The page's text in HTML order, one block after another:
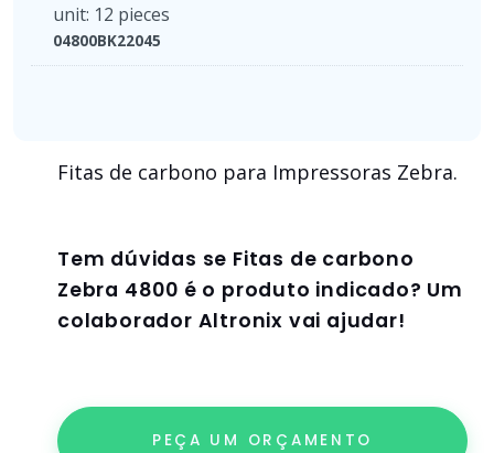
unit: 12 pieces
04800BK22045
Fitas de carbono para Impressoras Zebra.
Tem dúvidas se Fitas de carbono
Zebra 4800 é o produto indicado? Um
colaborador Altronix vai ajudar!
PEÇA UM ORÇAMENTO